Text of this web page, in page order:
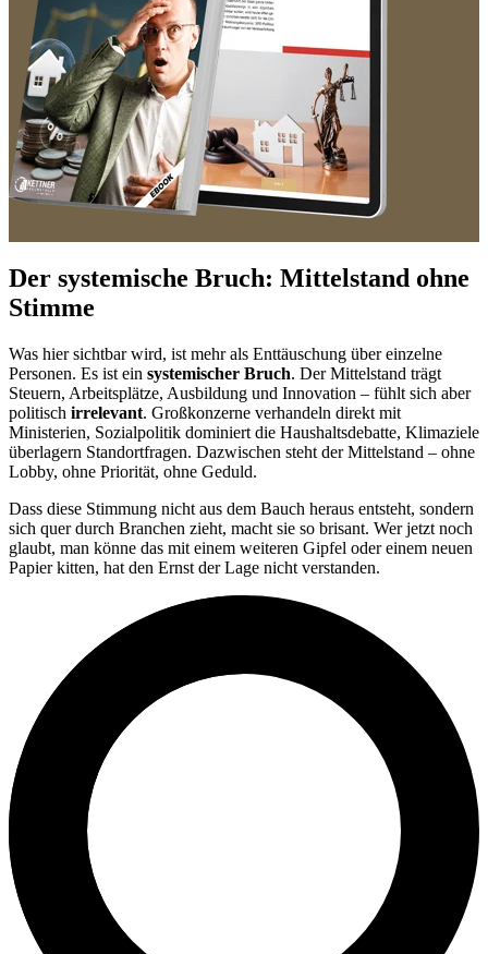
Der systemische Bruch: Mittelstand ohne
Stimme
Was hier sichtbar wird, ist mehr als Enttäuschung über einzelne
Personen. Es ist ein systemischer Bruch. Der Mittelstand trägt
Steuern, Arbeitsplätze, Ausbildung und Innovation – fühlt sich aber
politisch irrelevant. Großkonzerne verhandeln direkt mit
Ministerien, Sozialpolitik dominiert die Haushaltsdebatte, Klimaziele
überlagern Standortfragen. Dazwischen steht der Mittelstand – ohne
Lobby, ohne Priorität, ohne Geduld.
Dass diese Stimmung nicht aus dem Bauch heraus entsteht, sondern
sich quer durch Branchen zieht, macht sie so brisant. Wer jetzt noch
glaubt, man könne das mit einem weiteren Gipfel oder einem neuen
Papier kitten, hat den Ernst der Lage nicht verstanden.